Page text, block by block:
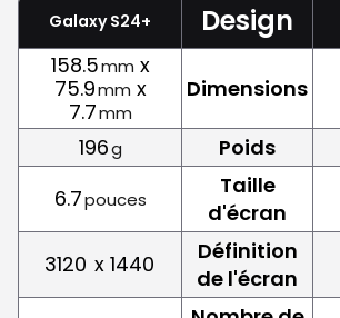
Galaxy S24+ Design
158.5mm x
75.9mm x
7.7mm
Dimensions
196g Poids
6.7pouces
Taille
d'écran
3120 x 1440
Définition
de l'écran